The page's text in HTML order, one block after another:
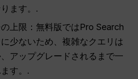
ます。.
上限：無料版ではPro Search
少ないため、複雑なクエリは
アップグレードされるまで一
す。.